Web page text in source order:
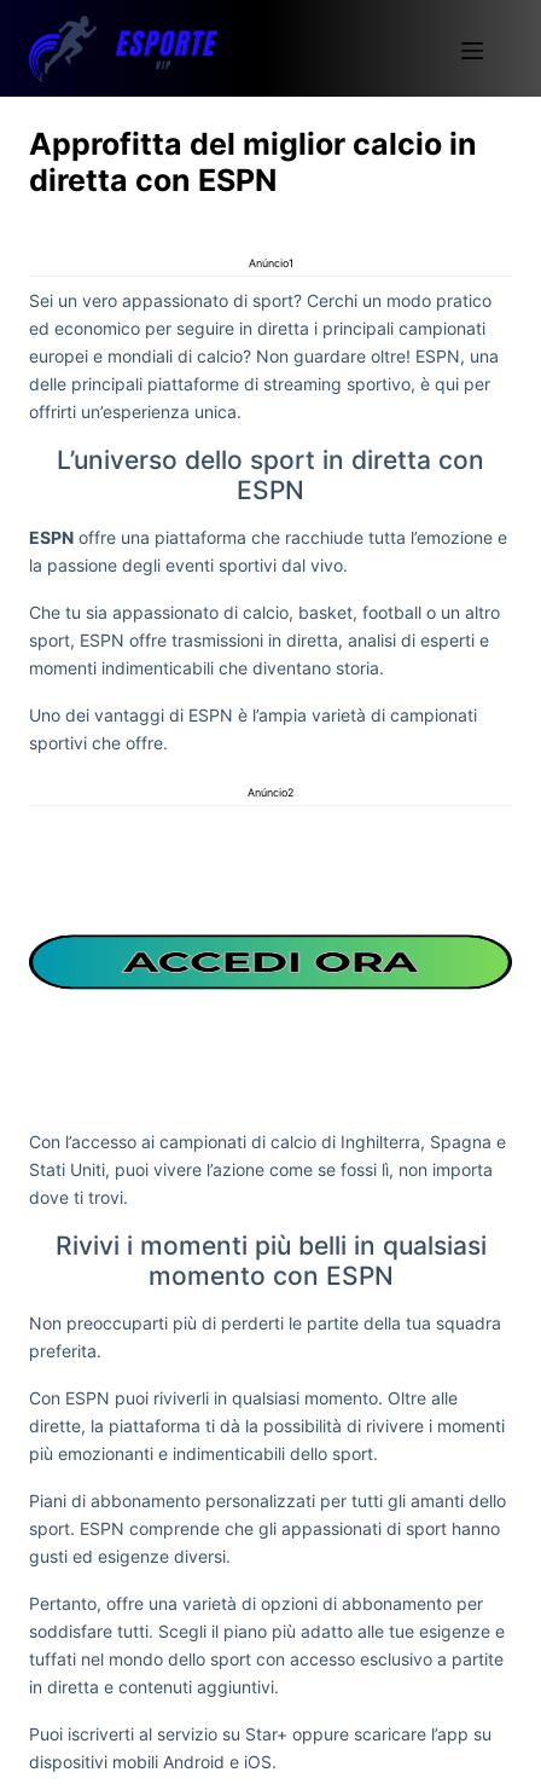
Approfitta del miglior calcio in
diretta con ESPN
Anúncio1
Sei un vero appassionato di sport? Cerchi un modo pratico
ed economico per seguire in diretta i principali campionati
europei e mondiali di calcio? Non guardare oltre! ESPN, una
delle principali piattaforme di streaming sportivo, è qui per
offrirti un’esperienza unica.
L’universo dello sport in diretta con
ESPN
ESPN offre una piattaforma che racchiude tutta l’emozione e
la passione degli eventi sportivi dal vivo.
Che tu sia appassionato di calcio, basket, football o un altro
sport, ESPN offre trasmissioni in diretta, analisi di esperti e
momenti indimenticabili che diventano storia.
Uno dei vantaggi di ESPN è l’ampia varietà di campionati
sportivi che offre.
Anúncio2
Con l’accesso ai campionati di calcio di Inghilterra, Spagna e
Stati Uniti, puoi vivere l’azione come se fossi lì, non importa
dove ti trovi.
Rivivi i momenti più belli in qualsiasi
momento con ESPN
Non preoccuparti più di perderti le partite della tua squadra
preferita.
Con ESPN puoi riviverli in qualsiasi momento. Oltre alle
dirette, la piattaforma ti dà la possibilità di rivivere i momenti
più emozionanti e indimenticabili dello sport.
Piani di abbonamento personalizzati per tutti gli amanti dello
sport. ESPN comprende che gli appassionati di sport hanno
gusti ed esigenze diversi.
Pertanto, offre una varietà di opzioni di abbonamento per
soddisfare tutti. Scegli il piano più adatto alle tue esigenze e
tuffati nel mondo dello sport con accesso esclusivo a partite
in diretta e contenuti aggiuntivi.
Puoi iscriverti al servizio su Star+ oppure scaricare l’app su
dispositivi mobili Android e iOS.